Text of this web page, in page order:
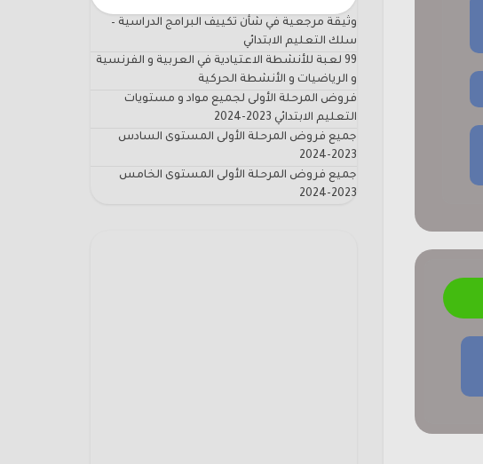
وثيقة مرجعية في شأن تكييف البرامج الدراسية –
سلك التعليم الابتدائي
99 لعبة للأنشطة الاعتيادية في العربية و الفرنسية
و الرياضيات و الأنشطة الحركية
فروض المرحلة الأولى لجميع مواد و مستويات
التعليم الابتدائي 2023-2024
جميع فروض المرحلة الأولى المستوى السادس
2023-2024
جميع فروض المرحلة الأولى المستوى الخامس
2023-2024